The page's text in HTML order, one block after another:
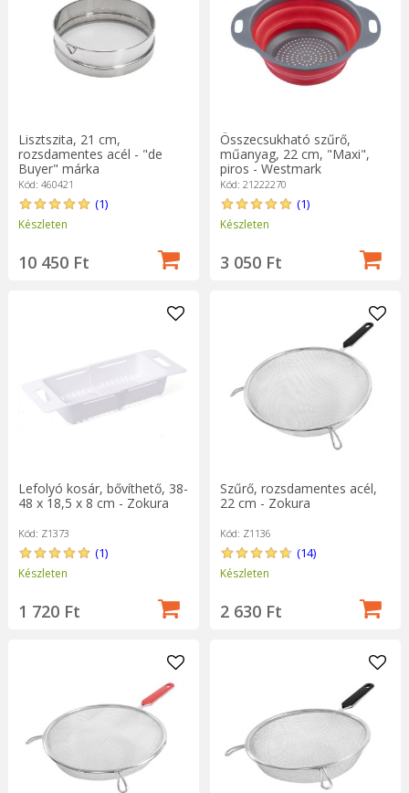
Lisztszita, 21 cm,
rozsdamentes acél - "de
Buyer" márka
Kód: 460421
(1)
Készleten
10 450 Ft
Összecsukható szűrő,
műanyag, 22 cm, "Maxi",
piros - Westmark
Kód: 21222270
(1)
Készleten
3 050 Ft
Lefolyó kosár, bővíthető, 38-
48 x 18,5 x 8 cm - Zokura
Kód: Z1373
(1)
Készleten
1 720 Ft
Szűrő, rozsdamentes acél,
22 cm - Zokura
Kód: Z1136
(14)
Készleten
2 630 Ft